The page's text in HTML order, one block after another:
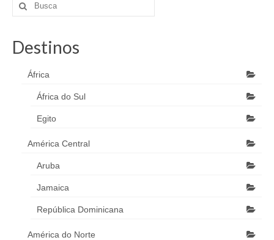
Destinos
África
África do Sul
Egito
América Central
Aruba
Jamaica
República Dominicana
América do Norte